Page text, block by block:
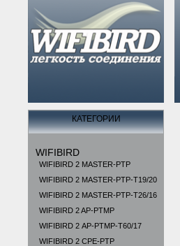
КАТЕГОРИИ
WIFIBIRD
WIFIBIRD 2 MASTER-PTP
WIFIBIRD 2 MASTER-PTP-T19/20
WIFIBIRD 2 MASTER-PTP-T26/16
WIFIBIRD 2 AP-PTMP
WIFIBIRD 2 АР-PTMP-T60/17
WIFIBIRD 2 CPE-PTP